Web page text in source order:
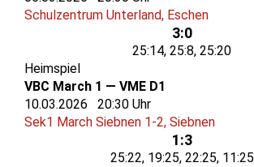
Schulzentrum Unterland, Eschen
3:0
25:14, 25:8, 25:20
Heimspiel
VBC March 1 — VME D1
10.03.2026 20:30 Uhr
Sek1 March Siebnen 1-2, Siebnen
1:3
25:22, 19:25, 22:25, 11:25